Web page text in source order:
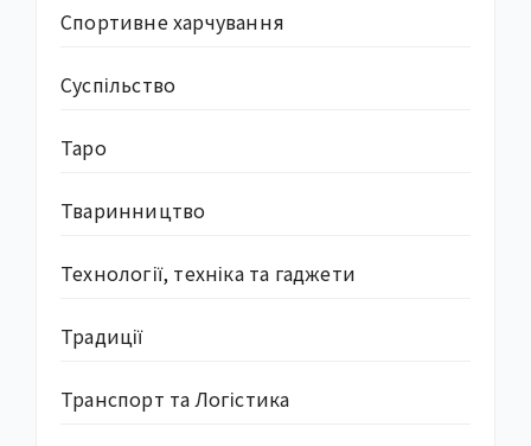
Спортивне харчування
Суcпільство
Таро
Тваринництво
Технології, техніка та гаджети
Традиції
Транспорт та Логістика